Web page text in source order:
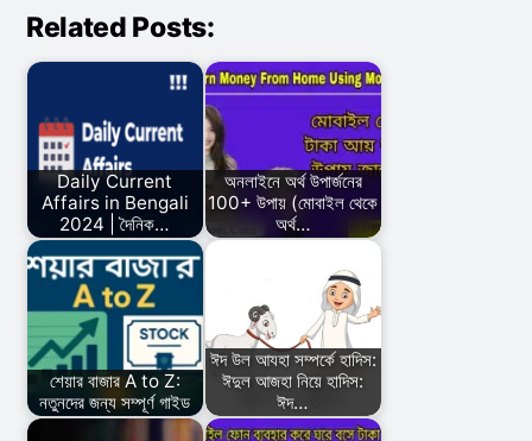
Related Posts:
Daily Current
Affairs in Bengali
2024 | দৈনিক…
অনলাইনে অর্থ উপার্জনের
100+ উপায় (মোবাইল থেকে
অর্থ…
শেয়ার বাজার A to Z:
নতুনদের জন্য সম্পূর্ণ গাইড
ঈদ উল আযহা সম্পর্কে হাদিস:
ঈদুল আজহা নিয়ে হাদিস:
ঈদ…